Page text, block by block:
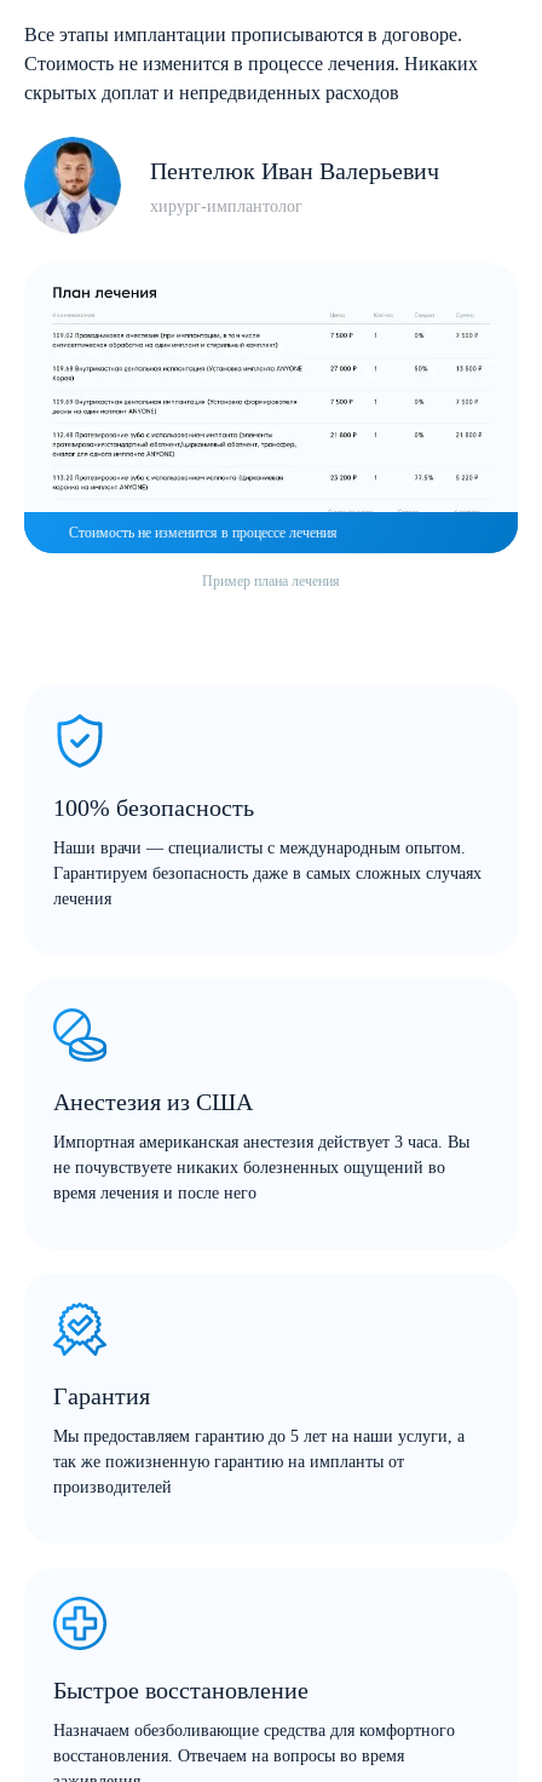
Стоимость не изменится
Пример плана лечения
Все этапы имплантации прописываются в договоре.
Стоимость не изменится в процессе лечения. Никаких
скрытых доплат и непредвиденных расходов
Пентелюк Иван Валерьевич
хирург-имплантолог
100% безопасность
Наши врачи — специалисты с международным опытом.
Гарантируем безопасность даже в самых сложных случаях
лечения
Анестезия из США
Импортная американская анестезия действует 3 часа. Вы
не почувствуете никаких болезненных ощущений во
время лечения и после него
Гарантия
Мы предоставляем гарантию до 5 лет на наши услуги, а
так же пожизненную гарантию на импланты от
производителей
Быстрое восстановление
Назначаем обезболивающие средства для комфортного
восстановления. Отвечаем на вопросы во время